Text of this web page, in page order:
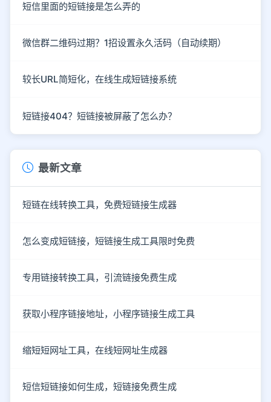
短信里面的短链接是怎么弄的
微信群二维码过期？1招设置永久活码（自动续期）
较长URL简短化，在线生成短链接系统
短链接404？短链接被屏蔽了怎么办？
最新文章
短链在线转换工具，免费短链接生成器
怎么变成短链接，短链接生成工具限时免费
专用链接转换工具，引流链接免费生成
获取小程序链接地址，小程序链接生成工具
缩短短网址工具，在线短网址生成器
短信短链接如何生成，短链接免费生成